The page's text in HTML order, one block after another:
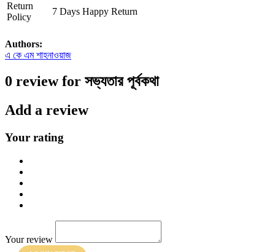
Return
Policy
7 Days Happy Return
Authors:
এ কে এম শাহনাওয়াজ
0 review for সভ্যতার পূর্বকথা
Add a review
Your rating
Your review